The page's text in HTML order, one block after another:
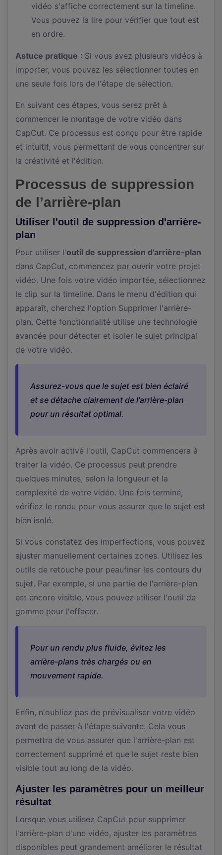
vidéo s'affiche correctement sur la timeline.
Vous pouvez la lire pour vérifier que tout est
en ordre.
Astuce pratique : Si vous avez plusieurs vidéos à
importer, vous pouvez les sélectionner toutes en
une seule fois lors de l'étape de sélection.
En suivant ces étapes, vous serez prêt à
commencer le montage de votre vidéo dans
CapCut. Ce processus est conçu pour être rapide
et intuitif, vous permettant de vous concentrer sur
la créativité et l'édition.
Processus de suppression
de l’arrière-plan
Utiliser l'outil de suppression d'arrière-
plan
Pour utiliser l'outil de suppression d'arrière-plan
dans CapCut, commencez par ouvrir votre projet
vidéo. Une fois votre vidéo importée, sélectionnez
le clip sur la timeline. Dans le menu d'édition qui
apparaît, cherchez l'option Supprimer l'arrière-
plan. Cette fonctionnalité utilise une technologie
avancée pour détecter et isoler le sujet principal
de votre vidéo.
Assurez-vous que le sujet est bien éclairé
et se détache clairement de l'arrière-plan
pour un résultat optimal.
Après avoir activé l'outil, CapCut commencera à
traiter la vidéo. Ce processus peut prendre
quelques minutes, selon la longueur et la
complexité de votre vidéo. Une fois terminé,
vérifiez le rendu pour vous assurer que le sujet est
bien isolé.
Si vous constatez des imperfections, vous pouvez
ajuster manuellement certaines zones. Utilisez les
outils de retouche pour peaufiner les contours du
sujet. Par exemple, si une partie de l'arrière-plan
est encore visible, vous pouvez utiliser l'outil de
gomme pour l'effacer.
Pour un rendu plus fluide, évitez les
arrière-plans très chargés ou en
mouvement rapide.
Enfin, n'oubliez pas de prévisualiser votre vidéo
avant de passer à l'étape suivante. Cela vous
permettra de vous assurer que l'arrière-plan est
correctement supprimé et que le sujet reste bien
visible tout au long de la vidéo.
Ajuster les paramètres pour un meilleur
résultat
Lorsque vous utilisez CapCut pour supprimer
l'arrière-plan d'une vidéo, ajuster les paramètres
disponibles peut grandement améliorer le résultat